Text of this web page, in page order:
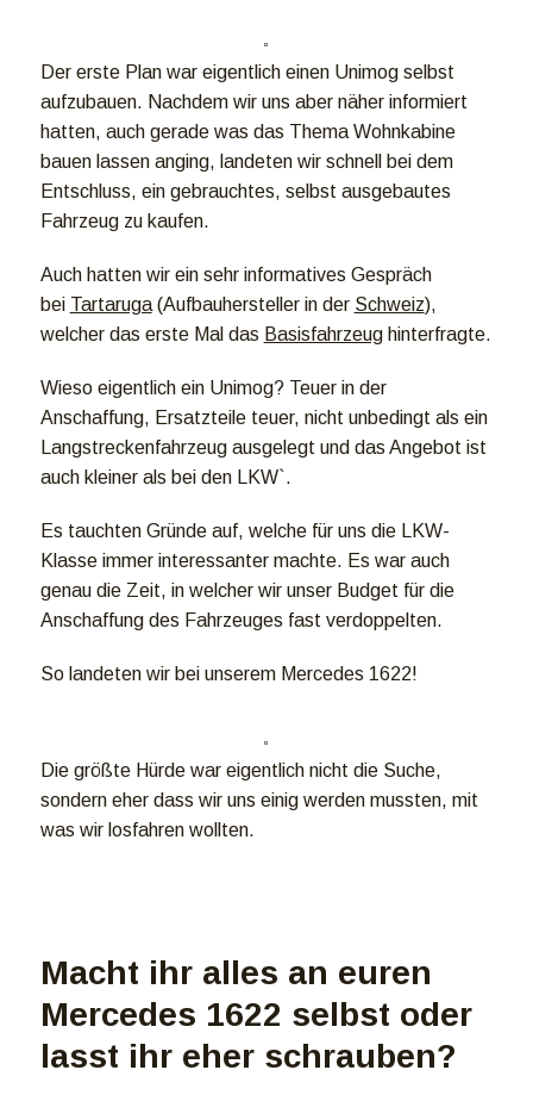
Der erste Plan war eigentlich einen Unimog selbst
aufzubauen. Nachdem wir uns aber näher informiert
hatten, auch gerade was das Thema Wohnkabine
bauen lassen anging, landeten wir schnell bei dem
Entschluss, ein gebrauchtes, selbst ausgebautes
Fahrzeug zu kaufen.
Auch hatten wir ein sehr informatives Gespräch
bei Tartaruga(Aufbauhersteller in der Schweiz),
welcher das erste Mal das Basisfahrzeughinterfragte.
Wieso eigentlich ein Unimog? Teuer in der
Anschaffung, Ersatzteile teuer, nicht unbedingt als ein
Langstreckenfahrzeug ausgelegt und das Angebot ist
auch kleiner als bei den LKW`.
Es tauchten Gründe auf, welche für uns die LKW-
Klasse immer interessanter machte. Es war auch
genau die Zeit, in welcher wir unser Budget für die
Anschaffung des Fahrzeuges fast verdoppelten.
So landeten wir bei unserem Mercedes 1622!
Die größte Hürde war eigentlich nicht die Suche,
sondern eher dass wir uns einig werden mussten, mit
was wir losfahren wollten.
Macht ihr alles an euren
Mercedes 1622 selbst oder
lasst ihr eher schrauben?